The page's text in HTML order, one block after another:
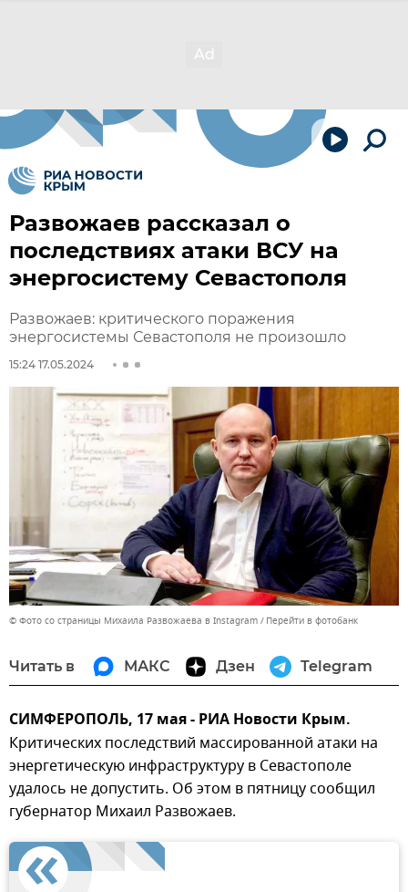
Развожаев рассказал о
последствиях атаки ВСУ на
энергосистему Севастополя
Развожаев: критического поражения
энергосистемы Севастополя не произошло
15:24 17.05.2024
© Фото со страницы Михаила Развожаева в Instagram Перейти в фотобанк
Читать в МАКС Дзен Telegram
СИМФЕРОПОЛЬ, 17 мая - РИА Новости Крым.
Критических последствий массированной атаки на
энергетическую инфраструктуру в Севастополе
удалось не допустить. Об этом в пятницу сообщил
губернатор Михаил Развожаев.